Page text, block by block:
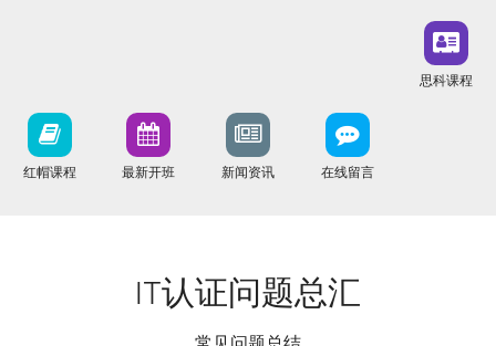
思科课程
红帽课程 最新开班 新闻资讯 在线留言
IT认证问题总汇